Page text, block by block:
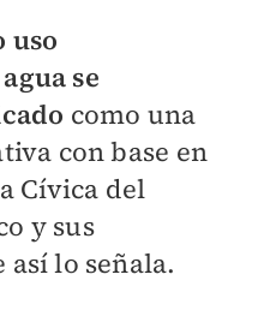
uso
se
como una
con base en
Cívica del
y sus
lo señala.